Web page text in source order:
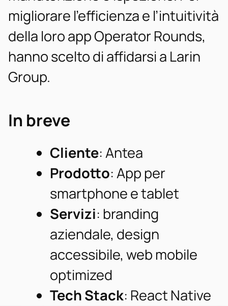
migliorare l’efficienza e l’intuitività
della loro app Operator Rounds,
hanno scelto di affidarsi a Larin
Group.
In breve
Cliente: Antea
Prodotto: App per
smartphone e tablet
Servizi: branding
aziendale, design
accessibile, web mobile
optimized
Tech Stack: React Native